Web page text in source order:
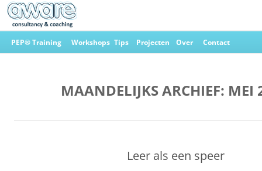
Ga
naar
PEP® Training Workshops Tips Projecten Over Contact
MAANDELIJKS ARCHIEF: MEI
Leer als een speer